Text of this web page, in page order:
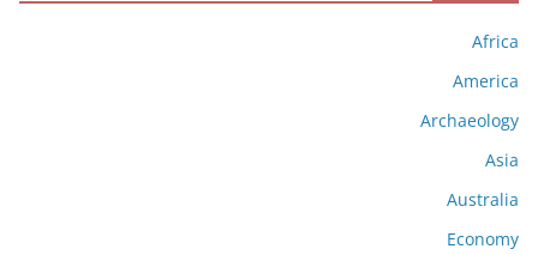
Africa
America
Archaeology
Asia
Australia
Economy